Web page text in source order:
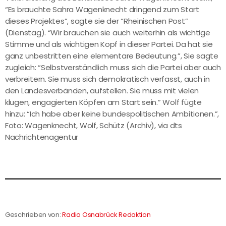
“Es brauchte Sahra Wagenknecht dringend zum Start
dieses Projektes”, sagte sie der “Rheinischen Post”
(Dienstag). “Wir brauchen sie auch weiterhin als wichtige
Stimme und als wichtigen Kopf in dieser Partei. Da hat sie
ganz unbestritten eine elementare Bedeutung.”, Sie sagte
zugleich: “Selbstverständlich muss sich die Partei aber auch
verbreitern. Sie muss sich demokratisch verfasst, auch in
den Landesverbänden, aufstellen. Sie muss mit vielen
klugen, engagierten Köpfen am Start sein.” Wolf fügte
hinzu: “Ich habe aber keine bundespolitischen Ambitionen.”,
Foto: Wagenknecht, Wolf, Schütz (Archiv), via dts
Nachrichtenagentur
Geschrieben von:Radio Osnabrück Redaktion